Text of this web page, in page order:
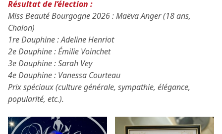
Résultat de l’élection :
Miss Beauté Bourgogne 2026 : Maëva Anger (18 ans,
Chalon)
1re Dauphine : Adeline Henriot
2e Dauphine : Émilie Voinchet
3e Dauphine : Sarah Vey
4e Dauphine : Vanessa Courteau
Prix spéciaux (culture générale, sympathie, élégance,
popularité, etc.).